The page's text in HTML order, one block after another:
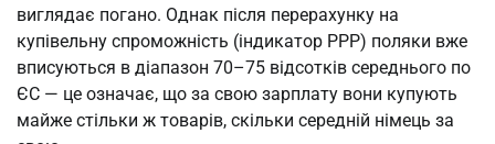
виглядає погано. Однак після перерахунку на
купівельну спроможність (індикатор PPP) поляки вже
вписуються в діапазон 70–75 відсотків середнього по
ЄС — це означає, що за свою зарплату вони купують
майже стільки ж товарів, скільки середній німець за